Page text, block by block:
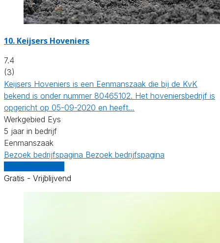
10. Keijsers Hoveniers
7.4
(3)
Keijsers Hoveniers is een Eenmanszaak die bij de KvK
bekend is onder nummer 80465102. Het hoveniersbedrijf is
opgericht op 05-09-2020 en heeft…
Werkgebied Eys
5 jaar in bedrijf
Eenmanszaak
Bezoek bedrijfspagina Bezoek bedrijfspagina
Gratis - Vrijblijvend